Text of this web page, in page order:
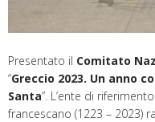
Presentato il Comitato
“Greccio 2023. Un anno
Santa”. L’ente di
francescano (1223 – 2023)